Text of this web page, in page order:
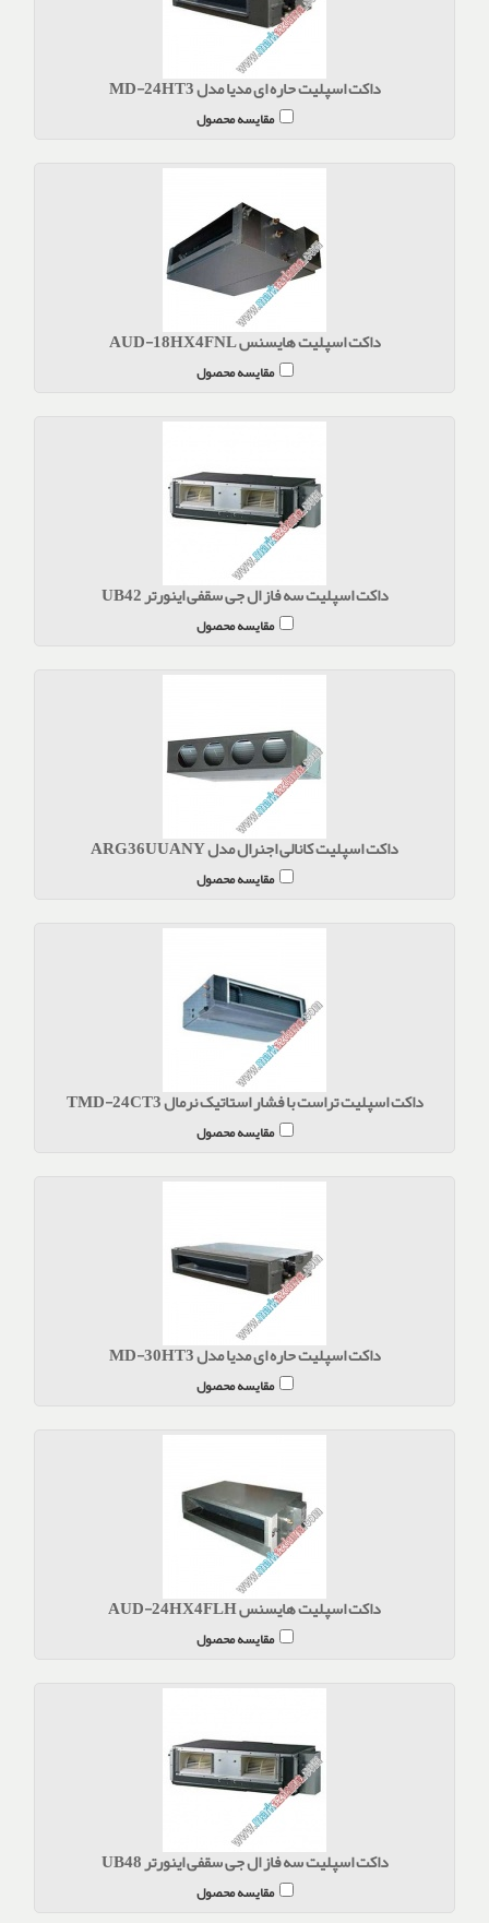
داکت اسپلیت حاره ای مدیا مدل MD-24HT3
مقایسه محصول
داکت اسپلیت هایسنس AUD-18HX4FNL
مقایسه محصول
داکت اسپلیت سه فاز ال جی سقفی اینورتر UB42
مقایسه محصول
داکت اسپلیت کانالی اجنرال مدل ARG36UUANY
مقایسه محصول
داکت اسپلیت تراست با فشار استاتیک نرمال TMD-24CT3
مقایسه محصول
داکت اسپلیت حاره ای مدیا مدل MD-30HT3
مقایسه محصول
داکت اسپلیت هایسنس AUD-24HX4FLH
مقایسه محصول
داکت اسپلیت سه فاز ال جی سقفی اینورتر UB48
مقایسه محصول